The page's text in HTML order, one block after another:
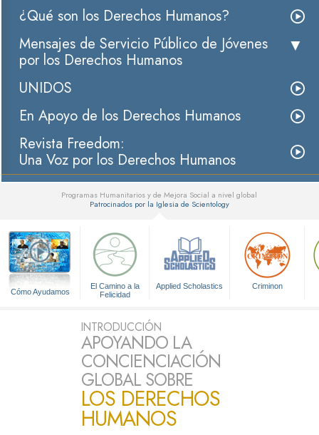
¿Qué son los Derechos Humanos?
Mensajes de Servicio Público de Jóvenes
por los Derechos Humanos
UNIDOS
En Apoyo de los Derechos Humanos
Revista Freedom:
Una Voz por los Derechos Humanos
Programas Humanitarios y de Mejora Social a nivel global
Patrocinados por la Iglesia de Scientology
Cómo Ayudamos
El Camino a la
Felicidad
Applied Scholastics Criminon
INTRODUCCIÓN
APOYANDO LA
CONCIENCIACIÓN
GLOBAL SOBRE
LOS DERECHOS
HUMANOS